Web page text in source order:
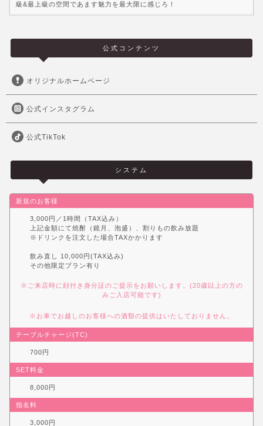
級&最上級の空間であます魅力を最大限に感じろ！
公式コンテンツ
オリジナルホームページ
公式インスタグラム
公式TikTok
システム
新規のお客様
3,000円／1時間（TAX込み）
上記金額にて焼酎（鏡月、泡盛）、割りもの飲み放題
※ドリンクを注文した場合TAXかかります
飲み直し 10,000円(TAX込み)
その他限定プラン有り
※ご来店時に顔付き身分証のご提示をお願いします。(20歳以上の方の
みご入店可能です)
※お車でお越しのお客様への酒類の提供はいたしておりません。
テーブルチャージ(TC)
700円
SET料金
8,000円
指名料
3,000円